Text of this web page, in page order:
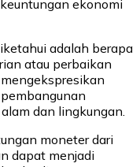
ekonomi
adalah berapa
atau perbaikan
dan lingkungan.
moneter dari
dapat menjadi